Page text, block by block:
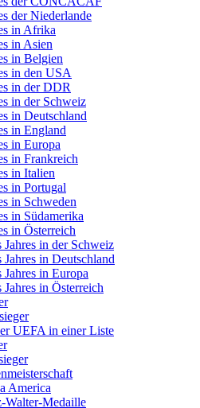
der Niederlande
in Afrika
in Asien
in Belgien
in den USA
in der DDR
in der Schweiz
in Deutschland
in England
in Europa
in Frankreich
in Italien
in Portugal
in Schweden
in Südamerika
in Österreich
in der Schweiz
in Deutschland
in Europa
in Österreich
UEFA in einer Liste
America
Walter-Medaille